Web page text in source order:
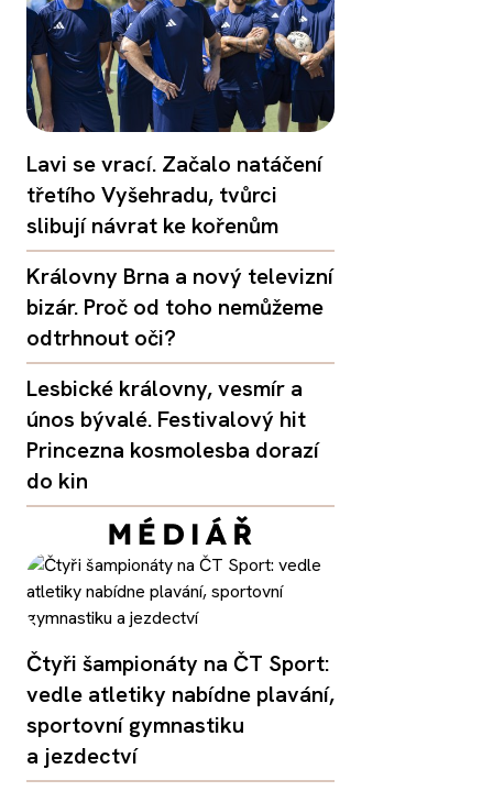
Lavi se vrací. Začalo natáčení
třetího Vyšehradu, tvůrci
slibují návrat ke kořenům
Královny Brna a nový televizní
bizár. Proč od toho nemůžeme
odtrhnout oči?
Lesbické královny, vesmír a
únos bývalé. Festivalový hit
Princezna kosmolesba dorazí
do kin
Čtyři šampionáty na ČT Sport:
vedle atletiky nabídne plavání,
sportovní gymnastiku
a jezdectví